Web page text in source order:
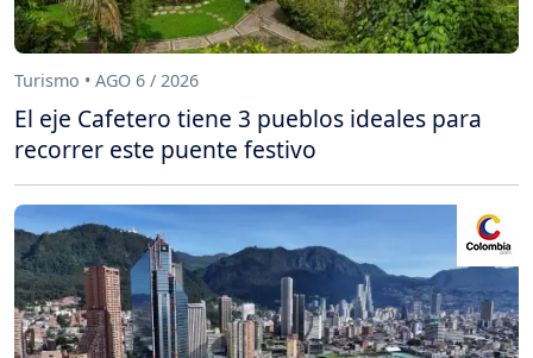
Turismo • AGO 6 / 2026
El eje Cafetero tiene 3 pueblos ideales para
recorrer este puente festivo